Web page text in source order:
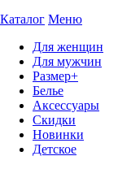
Каталог Меню
Для женщин
Для мужчин
Размер+
Белье
Аксессуары
Скидки
Новинки
Детское